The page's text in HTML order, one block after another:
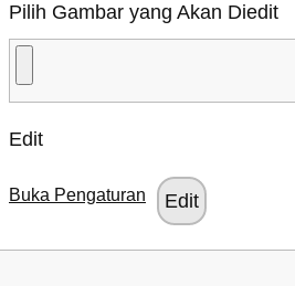
Pilih Gambar yang Akan Diedit
Edit
Buka Pengaturan